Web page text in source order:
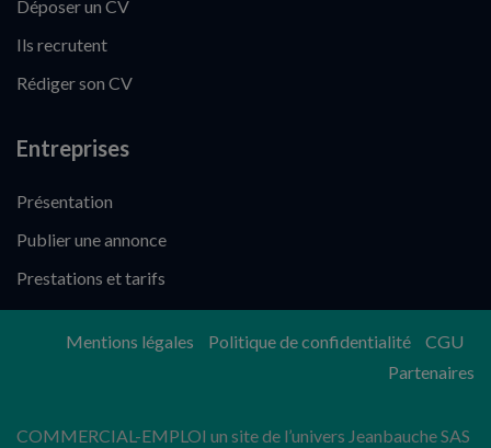
Déposer un CV
Ils recrutent
Rédiger son CV
Entreprises
Présentation
Publier une annonce
Prestations et tarifs
COMMERCIAL-EMPLOI un site de l’univers Jeanbauche SAS
Mentions légales Politique de confidentialité
CGU
Partenaires